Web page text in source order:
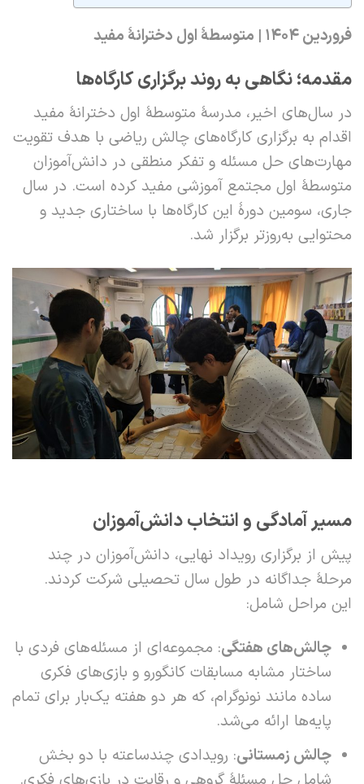
فروردین۱۴۰۴ | متوسطۀ اول دخترانۀ مفید
مقدمه؛ نگاهی به روند برگزاری کارگاه‌ها
در سال‌های اخیر، مدرسۀ متوسطۀ اول دخترانۀ مفید
اقدام به برگزاری کارگاه‌های چالش ریاضی با هدف تقویت
مهارت‌های حل مسئله و تفکر منطقی در دانش‌آموزان
متوسطۀ اول مجتمع آموزشی مفید کرده است. در سال
جاری، سومین دورۀ این کارگاه‌ها با ساختاری جدید و
محتوایی به‌روزتر برگزار شد.
مسیر آمادگی و انتخاب دانش‌آموزان
پیش از برگزاری رویداد نهایی، دانش‌آموزان در چند
مرحلۀ جداگانه در طول سال تحصیلی شرکت کردند.
این مراحل شامل:
چالش‌های هفتگی: مجموعه‌ای از مسئله‌های فردی با
ساختار مشابه مسابقات کانگورو و بازی‌های فکری
ساده مانند نونوگرام، که هر دو هفته یک‌بار برای تمام
پایه‌ها ارائه می‌شد.
چالش زمستانی: رویدادی چندساعته با دو بخش